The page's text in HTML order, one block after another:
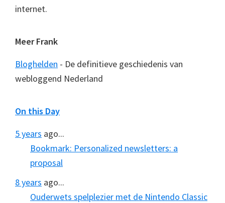
internet.
Meer Frank
Bloghelden - De definitieve geschiedenis van
webloggend Nederland
On this Day
5 years ago...
Bookmark: Personalized newsletters: a
proposal
8 years ago...
Ouderwets spelplezier met de Nintendo Classic